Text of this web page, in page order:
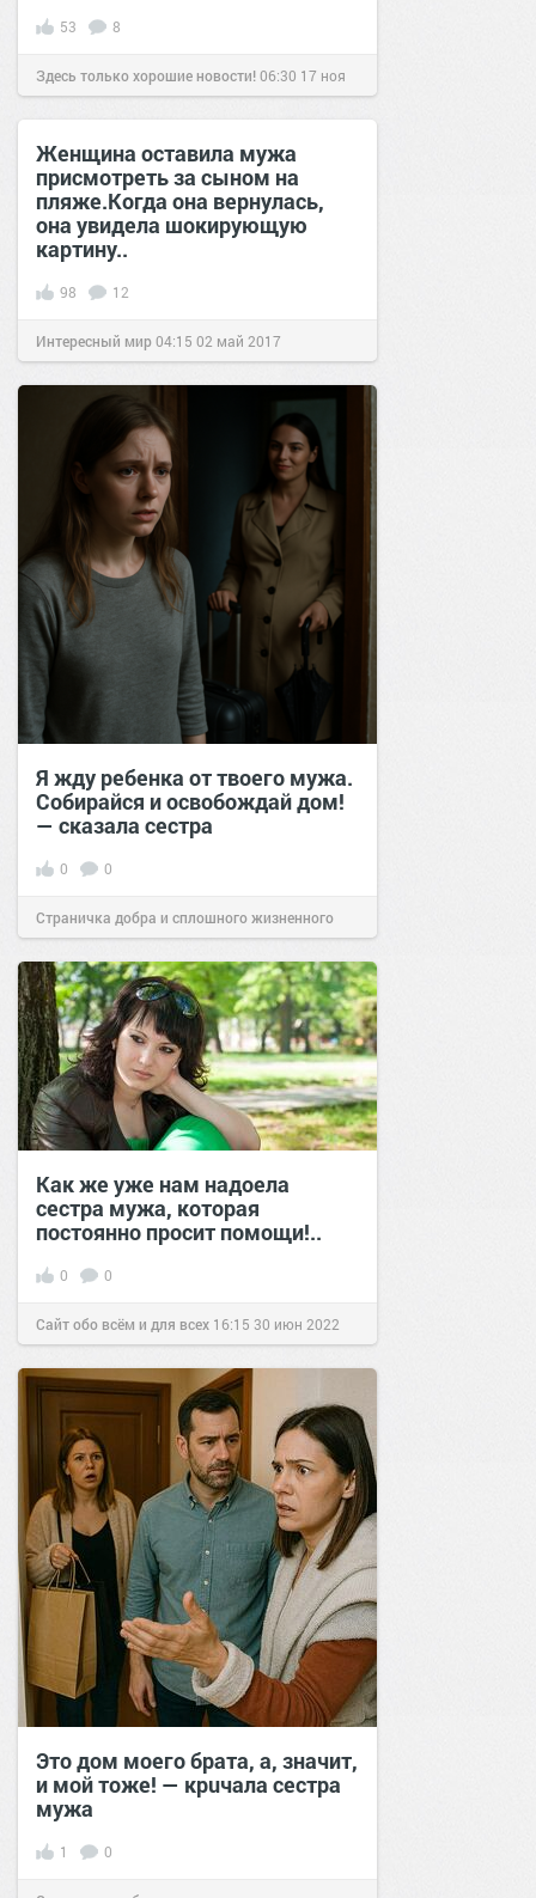
53 8
Здесь только хорошие новости!06:30 17 ноя
2020
Женщина оставила мужа
присмотреть за сыном на
пляже.Когда она вернулась,
она увидела шокирующую
картину..
98 12
Интересный мир04:15 02 май 2017
Я жду ребенка от твоего мужа.
Собирайся и освобождай дом!
— сказала сестра
0 0
Страничка добра и сплошного жизненного
позитива!23:0016 окт 2025
Как же уже нам надоела
сестра мужа, которая
постоянно просит помощи!..
0 0
Сайт обо всём и для всех 16:15 30 июн 2022
Это дом моего брата, а, значит,
и мой тоже! — крuчала сестра
мужа
1 0